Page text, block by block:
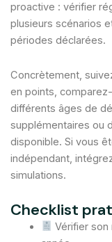
proactive : vérifier
plusieurs scénarios
périodes déclarées.
Concrètement,
en points,
différents âges de
supplémentaires ou
disponible. Si vous
indépendant,
simulations.
Checklist
Vérifier